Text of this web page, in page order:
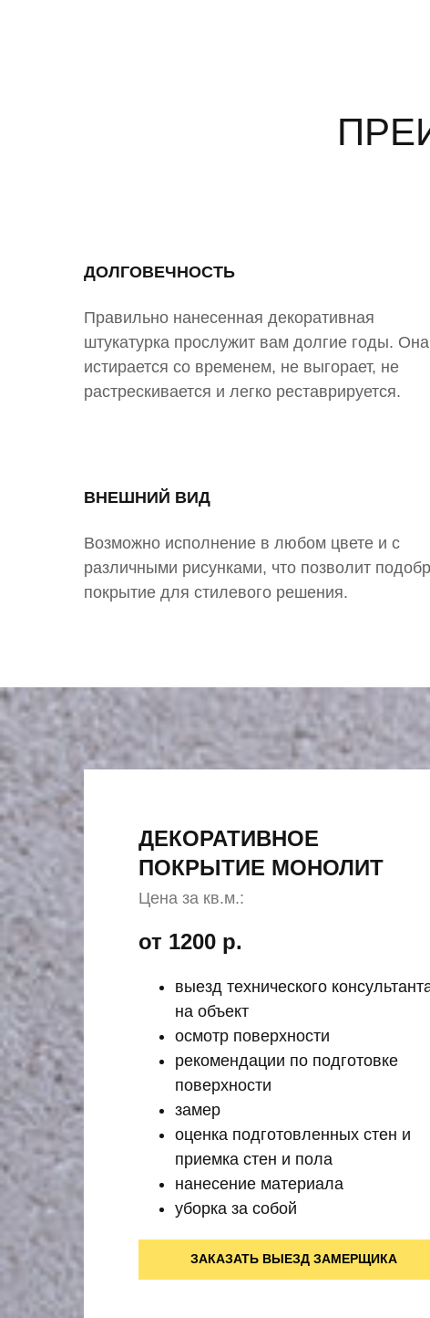
ДОЛГОВЕЧНОСТЬ
Правильно нанесенная декоративная
штукатурка прослужит вам долгие годы.
истирается со временем, не выгорает, не
растрескивается и легко реставрируется.
ВНЕШНИЙ ВИД
Возможно исполнение в любом цвете и с
различными рисунками, что позволит
покрытие для стилевого решения.
ДЕКОРАТИВНОЕ
ПОКРЫТИЕ МОНОЛИТ
Цена за кв.м.:
от 1200 р.
выезд технического
на объект
осмотр поверхности
рекомендации по подготовке
поверхности
замер
оценка подготовленных стен и
приемка стен и пола
нанесение материала
уборка за собой
ЗАКАЗАТЬ ВЫЕЗД ЗАМЕРЩИКА